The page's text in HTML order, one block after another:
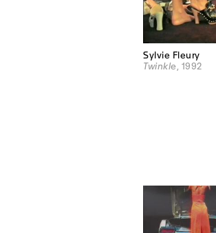
Sylvie Fleury
Twinkle , 1992